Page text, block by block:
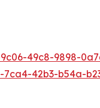
49c8-9898-
42b3-b54a-